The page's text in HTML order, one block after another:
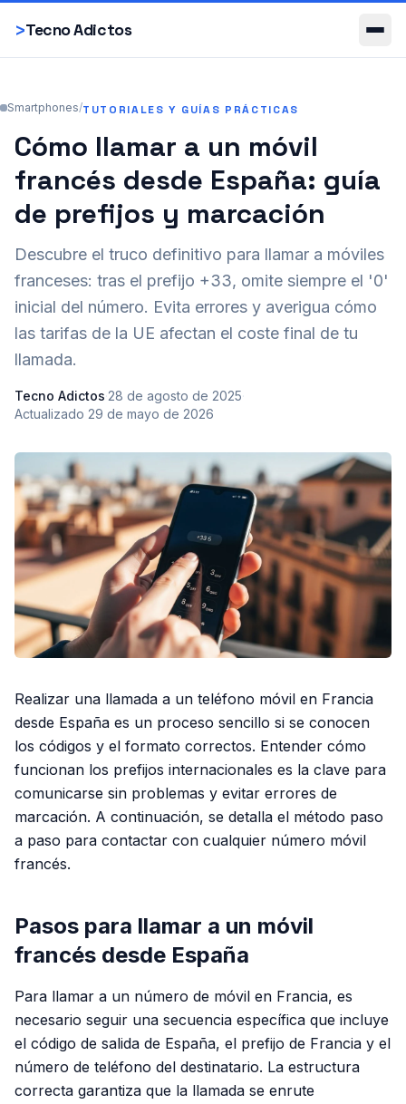
>Tecno Adictos
Smartphones
Smartphones/TUTORIALES Y GUÍAS PRÁCTICAS
Cómo llamar a un móvil
francés desde España: guía
de prefijos y marcación
Descubre el truco definitivo para llamar a móviles
franceses: tras el prefijo +33, omite siempre el '0'
inicial del número. Evita errores y averigua cómo
las tarifas de la UE afectan el coste final de tu
llamada.
Tecno Adictos·28 de agosto de 2025·
Actualizado 29 de mayo de 2026
Realizar una llamada a un teléfono móvil en Francia
desde España es un proceso sencillo si se conocen
los códigos y el formato correctos. Entender cómo
funcionan los prefijos internacionales es la clave para
comunicarse sin problemas y evitar errores de
marcación. A continuación, se detalla el método paso
a paso para contactar con cualquier número móvil
francés.
Pasos para llamar a un móvil
francés desde España
Para llamar a un número de móvil en Francia, es
necesario seguir una secuencia específica que incluye
el código de salida de España, el prefijo de Francia y el
número de teléfono del destinatario. La estructura
correcta garantiza que la llamada se enrute